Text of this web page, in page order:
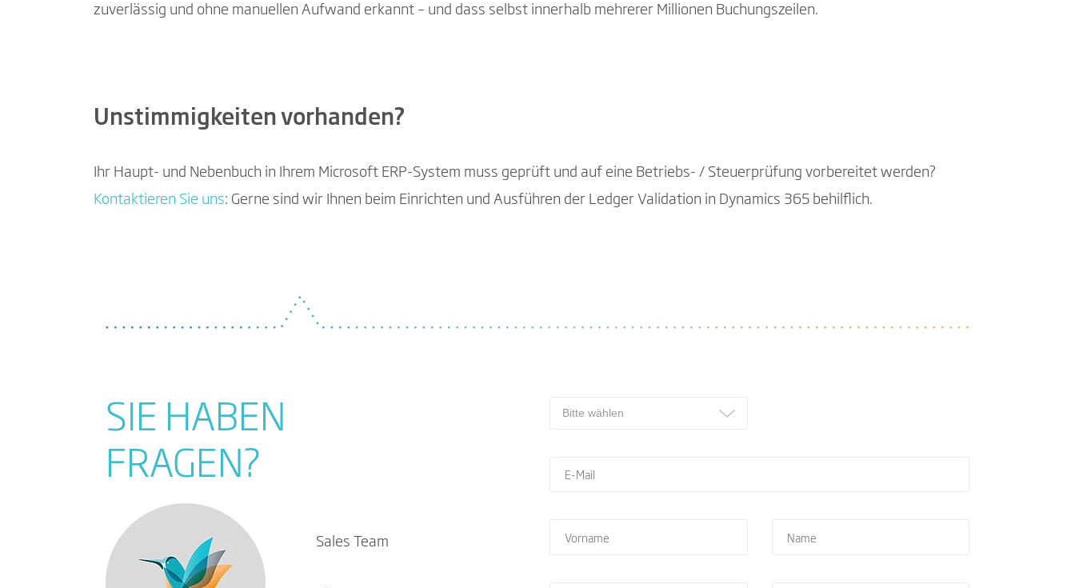
zuverlässig und ohne manuellen Aufwand erkannt – und dass selbst innerhalb mehrerer Millionen Buchungszeilen.
Unstimmigkeiten vorhanden?
Ihr Haupt- und Nebenbuch in Ihrem Microsoft ERP-System muss geprüft und auf eine Betriebs- / Steuerprüfung vorbereitet werden?
Kontaktieren Sie uns: Gerne sind wir Ihnen beim Einrichten und Ausführen der Ledger Validation in Dynamics 365 behilflich.
SIE HABEN
FRAGEN?
Sales Team